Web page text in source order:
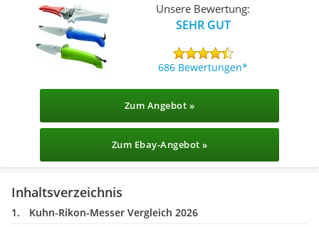
Unsere Bewertung:
SEHR GUT
686 Bewertungen
Zum Angebot »
Zum Ebay-Angebot »
Inhaltsverzeichnis
Kuhn-Rikon-Messer Vergleich 2026